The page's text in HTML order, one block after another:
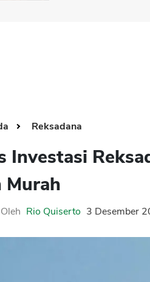
Reksadana
Investasi
Murah
Rio Quiserto 3 Desember